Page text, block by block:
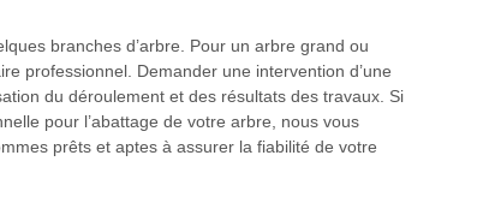
branches d’arbre. Pour un arbre grand ou
professionnel. Demander une intervention d’une
du déroulement et des résultats des travaux. Si
pour l’abattage de votre arbre, nous vous
prêts et aptes à assurer la fiabilité de votre